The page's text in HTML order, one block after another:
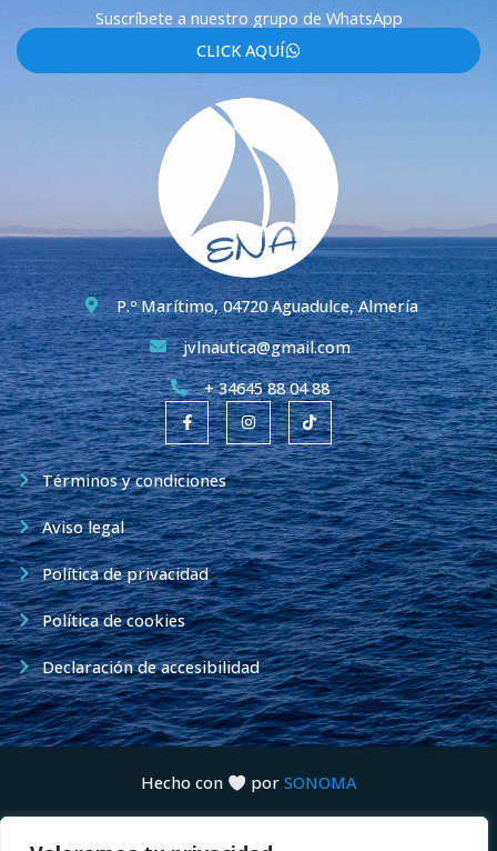
P.º Marítimo, 04720 Aguadulce, Almería
jvlnautica@gmail.com
+ 34645 88 04 88
F
a
c
e
b
o
o
k
-
f
I
n
s
t
a
g
r
a
m
T
i
k
t
o
k
Términos y condiciones
Aviso legal
Política de privacidad
Política de cookies
Declaración de accesibilidad
Suscríbete a nuestro grupo de WhatsApp
CLICK AQUÍ
Hecho con por SONOMA